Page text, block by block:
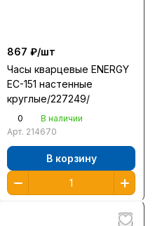
867 ₽/шт
Часы кварцевые ENERGY
EC-151 настенные
круглые/227249/
0
В наличии
Арт. 214670
В корзину